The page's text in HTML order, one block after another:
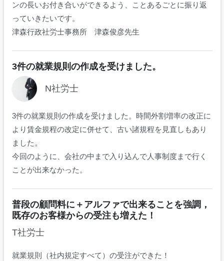
ンの長いお付き合いができるよう、ことあるごとに振り返
っていきたいです。
津森行政社労士事務所 津森俊彦先生
3件の就業規則の作成を受けました。
N社労士
3件の就業規則の作成を受けました。時間外割増率の改正に
より賃金規程の改定に併せて、古い諸規程を見直しもあり
ました。
今回のように、会社の中まで入り込んで人事制度まで行く
ことが出来なかった。
普段の顧問料に＋アルファで出来ることを強調，
既存のお客様からの受注も増えた！
T社労士
就業規則（社内規定すべて）の受注ができた！